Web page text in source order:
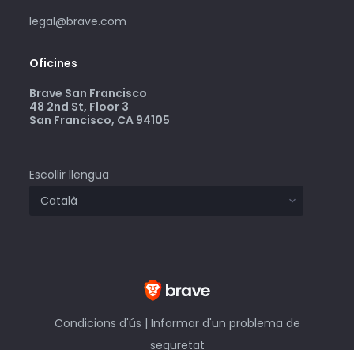
legal@brave.com
Oficines
Brave San Francisco
48 2nd St, Floor 3
San Francisco, CA 94105
Escollir llengua
Condicions d'ús | Informar d'un problema de
seguretat